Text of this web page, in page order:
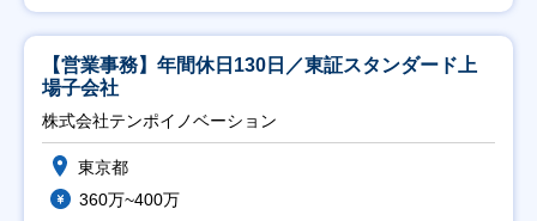
【営業事務】年間休日130日／東証スタンダード上
場子会社
株式会社テンポイノベーション
東京都
360万~400万